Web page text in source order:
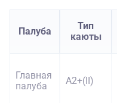
Палуба
Тип
каюты
Главная
палуба
А2+(II)